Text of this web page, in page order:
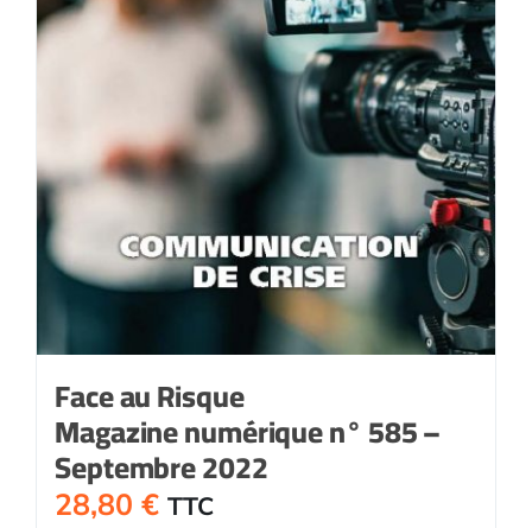
Face au Risque
Magazine numérique n° 585 –
Septembre 2022
28,80 € TTC